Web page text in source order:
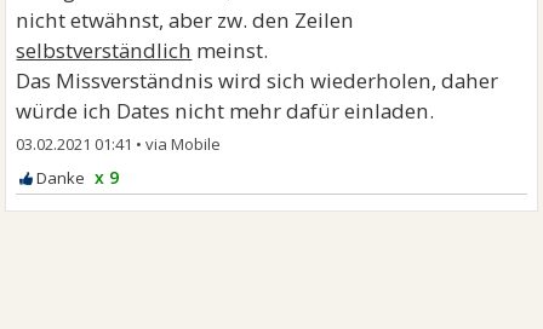
nicht etwähnst, aber zw. den Zeilen
selbstverständlich meinst.
Das Missverständnis wird sich wiederholen, daher
würde ich Dates nicht mehr dafür einladen.
03.02.2021 01:41 •
x 9